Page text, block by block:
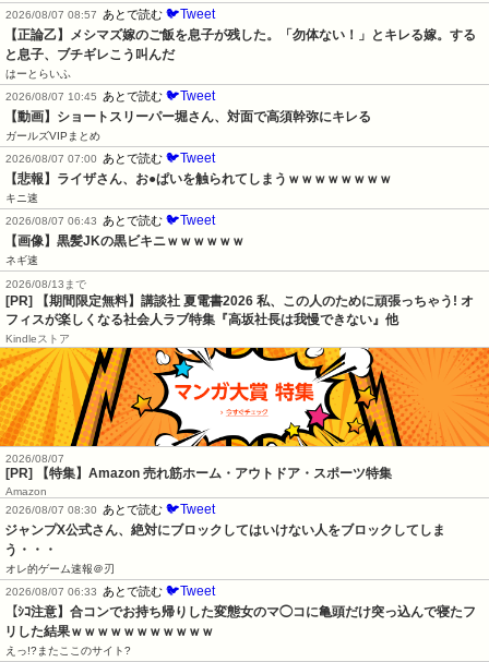
2026/08/07 08:57
あとで読む 🐦Tweet
【正論乙】メシマズ嫁のご飯を息子が残した。「勿体ない！」とキレる嫁。する
と息子、ブチギレこう叫んだ
はーとらいふ
2026/08/07 10:45
あとで読む 🐦Tweet
【動画】ショートスリーパー堀さん、対面で高須幹弥にキレる
ガールズVIPまとめ
2026/08/07 07:00
あとで読む 🐦Tweet
【悲報】ライザさん、お●ぱいを触られてしまうｗｗｗｗｗｗｗｗ
キニ速
2026/08/07 06:43
あとで読む 🐦Tweet
【画像】黒髪JKの黒ビキニｗｗｗｗｗｗ
ネギ速
2026/08/13まで
[PR] 【期間限定無料】講談社 夏電書2026 私、この人のために頑張っちゃう! オ
フィスが楽しくなる社会人ラブ特集『高坂社長は我慢できない』他
Kindleストア
2026/08/07
[PR] 【特集】Amazon 売れ筋ホーム・アウトドア・スポーツ特集
Amazon
2026/08/07 08:30
あとで読む 🐦Tweet
ジャンプX公式さん、絶対にブロックしてはいけない人をブロックしてしま
う・・・
オレ的ゲーム速報＠刃
2026/08/07 06:33
あとで読む 🐦Tweet
【ｼｺ注意】合コンでお持ち帰りした変態女のマ◯コに亀頭だけ突っ込んで寝たフ
リした結果ｗｗｗｗｗｗｗｗｗｗｗ
えっ!?またここのサイト?